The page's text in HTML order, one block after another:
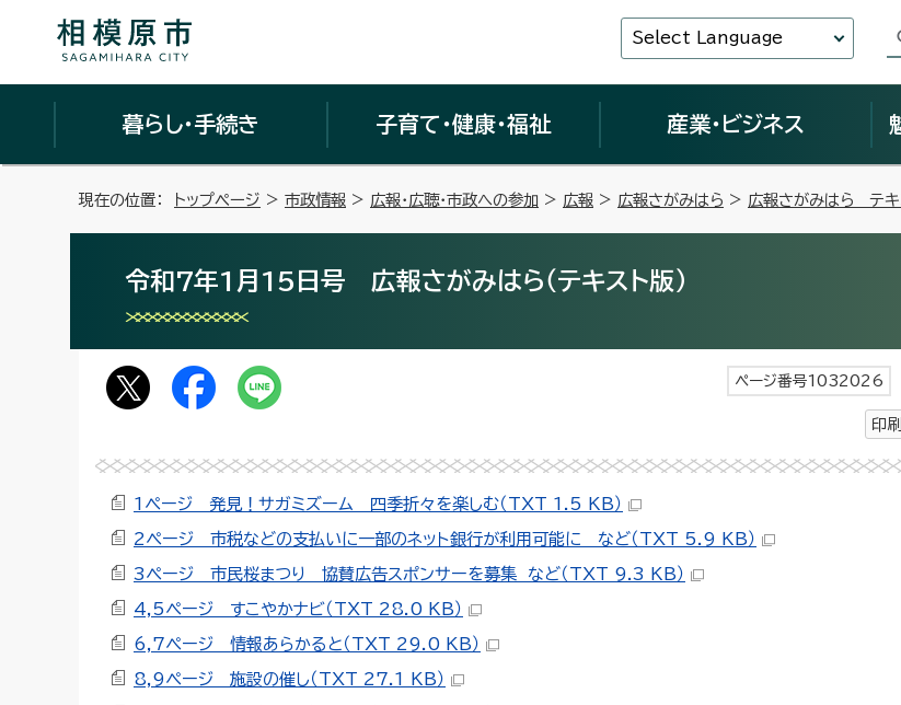
Select Language
暮らし・手続き 子育て・健康・福祉 産業・ビジネス
現在の位置： トップページ > 市政情報 > 広報・広聴・市政への参加 > 広報 > 広報さがみはら > 広報さがみはら テキ
令和7年1月15日号 広報さがみはら（テキスト版）
ページ番号1032026
印刷
1ページ 発見！サガミズーム 四季折々を楽しむ（TXT 1.5 KB）
2ページ 市税などの支払いに一部のネット銀行が利用可能に など（TXT 5.9 KB）
3ページ 市民桜まつり 協賛広告スポンサーを募集 など（TXT 9.3 KB）
4,5ページ すこやかナビ（TXT 28.0 KB）
6,7ページ 情報あらかると（TXT 29.0 KB）
8,9ページ 施設の催し（TXT 27.1 KB）